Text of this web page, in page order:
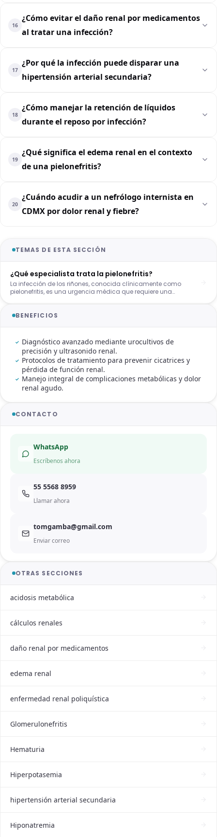
16
¿Cómo evitar el daño renal por medicamentos
al tratar una infección?
17
¿Por qué la infección puede disparar una
hipertensión arterial secundaria?
18
¿Cómo manejar la retención de líquidos
durante el reposo por infección?
19
¿Qué significa el edema renal en el contexto
de una pielonefritis?
20
¿Cuándo acudir a un nefrólogo internista en
CDMX por dolor renal y fiebre?
TEMAS DE ESTA SECCIÓN
¿Qué especialista trata la pielonefritis?
La infección de los riñones, conocida clínicamente como
pielonefritis, es una urgencia médica que requiere una
muchos pacientes se preguntan ¿qué médico trata
patógeno, sino también la protección de la función renal a
largo plazo.
BENEFICIOS
Diagnóstico avanzado mediante urocultivos de
precisión y ultrasonido renal.
Protocolos de tratamiento para prevenir cicatrices y
pérdida de función renal.
Manejo integral de complicaciones metabólicas y dolor
renal agudo.
CONTACTO
WhatsApp
Escríbenos ahora
55 5568 8959
Llamar ahora
tomgamba@gmail.com
Enviar correo
OTRAS SECCIONES
acidosis metabólica
cálculos renales
daño renal por medicamentos
edema renal
enfermedad renal poliquística
Glomerulonefritis
Hematuria
Hiperpotasemia
hipertensión arterial secundaria
Hiponatremia